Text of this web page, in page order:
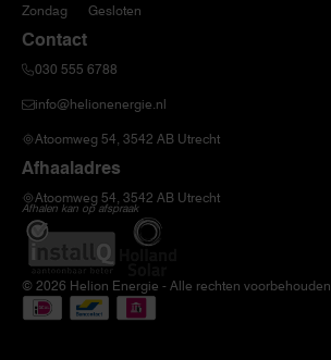
Zondag Gesloten
Contact
030 555 6788
info@helionenergie.nl
Atoomweg 54, 3542 AB Utrecht
Afhaaladres
Atoomweg 54, 3542 AB Utrecht
Afhalen kan op afspraak
© 2026 Helion Energie - Alle rechten voorbehouden